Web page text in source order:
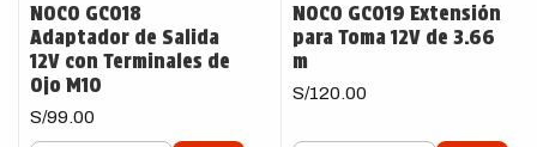
NOCO GC018
Adaptador de Salida
12V con Terminales de
Ojo M10
S/99.00
NOCO GC019 Extensión
para Toma 12V de 3.66
m
S/120.00